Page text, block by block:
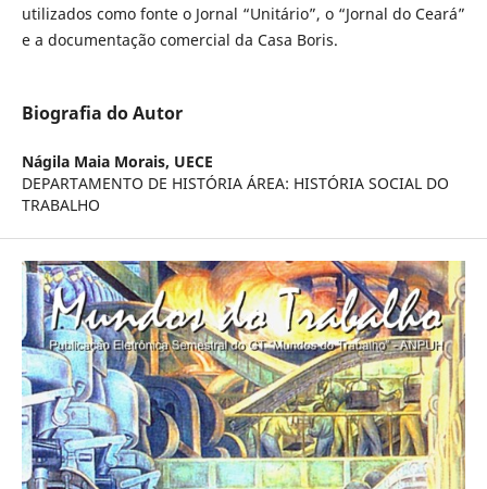
utilizados como fonte o Jornal “Unitário”, o “Jornal do Ceará”
e a documentação comercial da Casa Boris.
Biografia do Autor
Nágila Maia Morais, UECE
DEPARTAMENTO DE HISTÓRIA ÁREA: HISTÓRIA SOCIAL DO
TRABALHO